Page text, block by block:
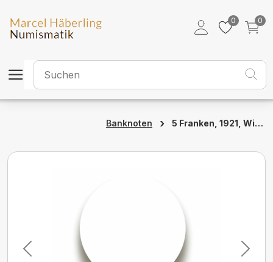
0
0
Banknoten › 5 Franken, 1921, Wilhelm Tell, ungebraucht, bankfrisch - 100%
Previous Next